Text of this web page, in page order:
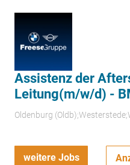
Assistenz der
Leitung(m/w/d) -
Oldenburg
weitere Jobs